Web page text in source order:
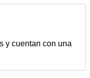
y cuentan con una